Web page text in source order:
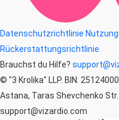
Datenschutzrichtlinie
Rückerstattungsrichtlinie
Brauchst du Hilfe?
© "3 Krolika" LLP. BIN:
Astana, Taras Shevchenko Str.
support@vizardio.com